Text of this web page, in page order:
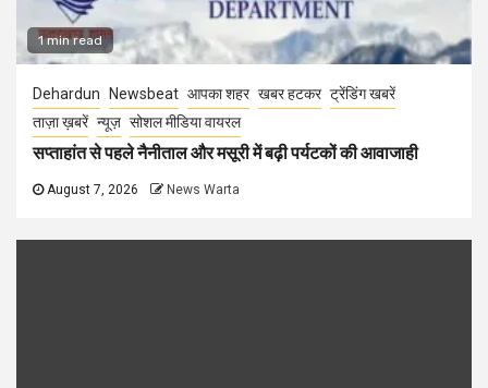
1 min read
Dehardun Newsbeat आपका शहर खबर हटकर ट्रेंडिंग खबरें
ताज़ा ख़बरें न्यूज़ सोशल मीडिया वायरल
सप्ताहांत से पहले नैनीताल और मसूरी में बढ़ी पर्यटकों की आवाजाही
August 7, 2026 News Warta